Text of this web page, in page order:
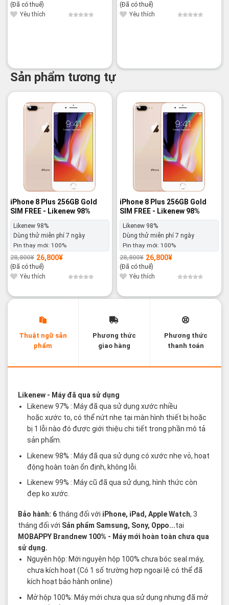
(Đã có thuế)
Yêu thích
(Đã có thuế)
Yêu thích
Sản phẩm tương tự
-7%
iPhone 8 Plus 256GB Gold
SIM FREE - Likenew 98%
Likenew 98%
Dùng thử miễn phí 7 ngày
Pin thay mới: 100%
28,800¥
Giá
gốc
là:
28,800¥.
26,800¥
Giá
hiện
tại
là:
26,800¥.
(Đã có thuế)
Yêu thích
-7%
iPhone 8 Plus 256GB Gold
SIM FREE - Likenew 98%
Likenew 98%
Dùng thử miễn phí 7 ngày
Pin thay mới: 100%
28,800¥
Giá
gốc
là:
28,800¥.
26,800¥
Giá
hiện
tại
là:
26,800¥.
(Đã có thuế)
Yêu thích
Thuật ngữ sản
phẩm
Phương thức
giao hàng
Phương thức
thanh toán
Likenew- Máy đã qua sử dụng
Likenew 97% : Máy đã qua sử dụng xước nhiều
hoặc xước to, có thể nứt nhẹ tại màn hình thiết bị hoặc
bị 1 lỗi nào đó được giới thiệu chi tiết trong phần mô tả
sản phẩm.
Likenew 98% : Máy đã qua sử dụng có xước nhẹ vỏ, hoạt
động hoàn toàn ổn định, không lỗi.
Likenew 99% : Máy cũ đã qua sử dụng, hình thức còn
đẹp ko xước.
Bảo hành: 6 tháng đối với iPhone, iPad, Apple Watch, 3
tháng đối với Sản phẩm Samsung, Sony, Oppo...tại
MOBAPPY Brandnew 100% - Máy mới hoàn toàn chưa qua
sử dụng.
Nguyên hộp: Mới nguyên hộp 100% chưa bóc seal máy,
chưa kích hoạt (Có 1 số trường hợp ngoại lệ có thể đã
kích hoạt bảo hành online)
Mở hộp 100%: Máy mới chưa qua sử dụng nhưng đã mở